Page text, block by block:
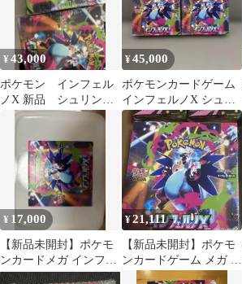
¥43,000
ポケモン インフェル
ノX 新品 シュリンク
付き 2BOX
¥45,000
ポケモンカードゲーム
インフェルノX シュリ
ンク付 2BOX
¥ 17,000
【新品未開封】ポケモ
ンカードメガ インフェ
ルノX BOX シュリン
¥21,111
【新品未開封】ポケモ
ンカードゲーム メガ イ
ンフェルノX BOX シュ